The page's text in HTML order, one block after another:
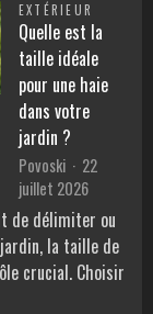
EXTÉRIEUR
Quelle est la
taille idéale
pour une haie
dans votre
jardin ?
Povoski
22
juillet 2026
de délimiter ou
la taille de
crucial. Choisir